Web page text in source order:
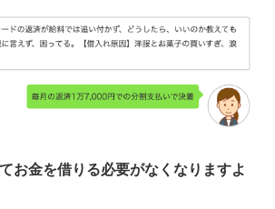
お金を借りる必要がなくなりますよ